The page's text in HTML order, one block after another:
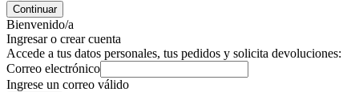
Continuar
Bienvenido/a
Ingresar o crear cuenta
Accede a tus datos personales, tus pedidos y solicita devoluciones:
Correo electrónico
Ingrese un correo válido